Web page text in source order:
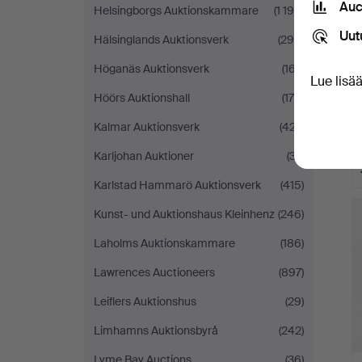
Helsingborgs Auktionskammare
(1 194)
Hälsinglands Auktionsverk
(298)
Höganäs Auktionsverk
(167)
Höörs Auktionshall
(175)
Kalmar Auktionsverk
(427)
Karljohan Auktioner
(37)
Karlstad Hammarö Auktionsverk
(415)
Kunst- und Auktionshaus Kleinhenz (246)
Laholms Auktionskammare
(186)
Lawrences Auctioneers
(897)
Leiflers Auktionshus
(29)
Limhamns Auktionsbyrå
(242)
Lue lisää